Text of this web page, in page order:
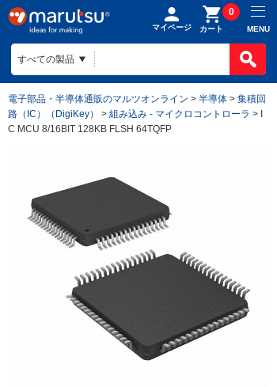
マイページ カート
0
MENU
電子部品・半導体通販のマルツオンライン > 半導体 > 集積回
路（IC）（DigiKey）
> 組み込み - マイクロコントローラ > I
C MCU 8/16BIT 128KB FLSH 64TQFP